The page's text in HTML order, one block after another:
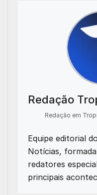
Redação
Redação em
Equipe editorial
Notícias,
redatores
principais